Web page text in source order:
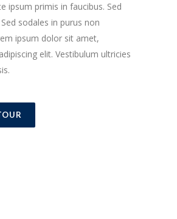
ipsum primis in faucibus. Sed
sodales in purus non
ipsum dolor sit amet,
elit. Vestibulum ultricies